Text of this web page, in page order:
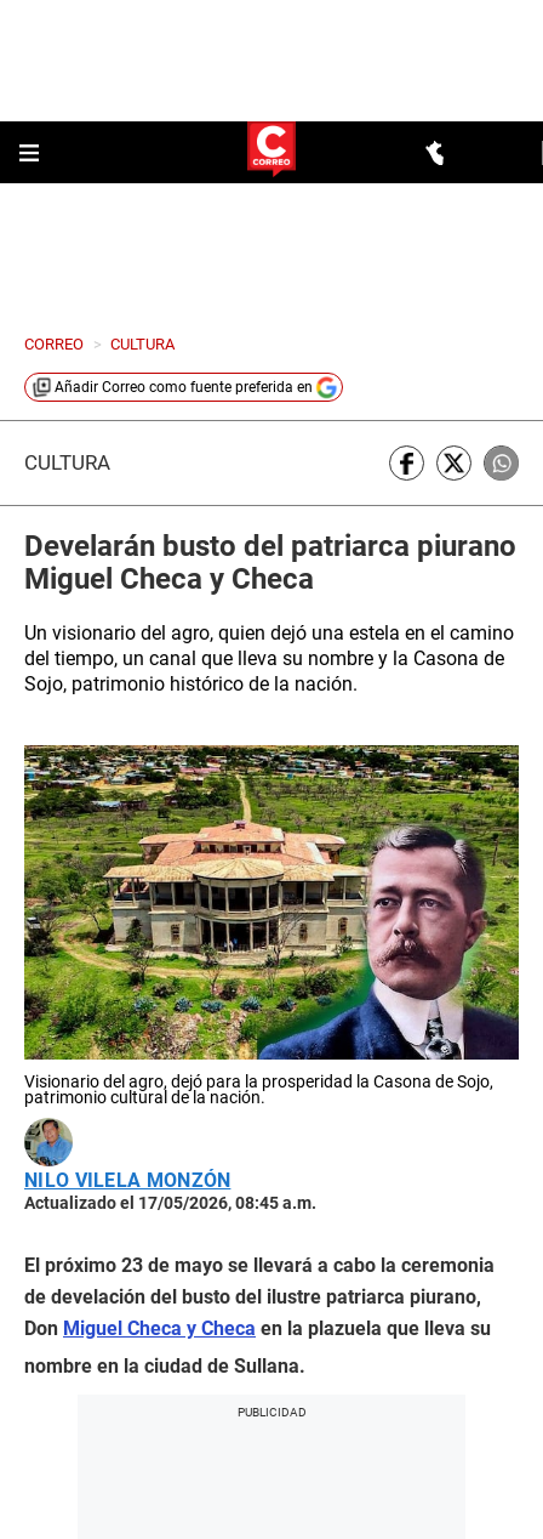
CORREO > CULTURA
Añadir Correo como fuente preferida en
CULTURA
Develarán busto del patriarca piurano
Miguel Checa y Checa
Un visionario del agro, quien dejó una estela en el camino
del tiempo, un canal que lleva su nombre y la Casona de
Sojo, patrimonio histórico de la nación.
Visionario del agro, dejó para la prosperidad la Casona de Sojo,
patrimonio cultural de la nación.
NILO VILELA MONZÓN
Actualizado el 17/05/2026, 08:45 a.m.
El próximo 23 de mayo se llevará a cabo la ceremonia
de develación del busto del ilustre patriarca piurano,
Don Miguel Checa y Checa en la plazuela que lleva su
nombre en la ciudad de Sullana.